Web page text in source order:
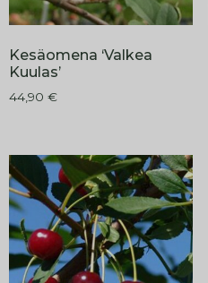
Kesäomena ‘Valkea
Kuulas’
44,90 €